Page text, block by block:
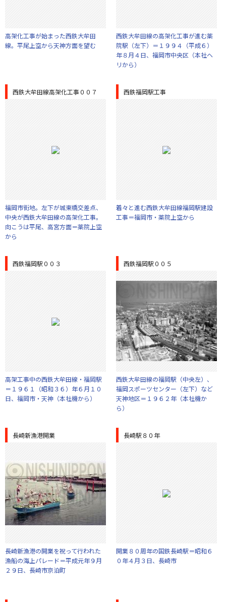
高架化工事が始まった西鉄大牟田
線。平尾上空から天神方面を望む
西鉄大牟田線の高架化工事が進む薬
院駅（左下）＝１９９４（平成６）
年８月４日、福岡市中央区（本社ヘ
リから）
西鉄大牟田線高架化工事００７
福岡市街地。左下が城東橋交差点、
中央が西鉄大牟田線の高架化工事。
向こうは平尾、高宮方面＝薬院上空
から
西鉄福岡駅工事
着々と進む西鉄大牟田線福岡駅建設
工事＝福岡市・薬院上空から
西鉄福岡駅００３
高架工事中の西鉄大牟田線・福岡駅
＝１９６１（昭和３６）年６月１０
日、福岡市・天神（本社機から）
西鉄福岡駅００５
西鉄大牟田線の福岡駅（中央左）、
福岡スポーツセンター（左下）など
天神地区＝１９６２年（本社機か
ら）
長崎新漁港開業
長崎新漁港の開業を祝って行われた
漁船の海上パレード＝平成元年９月
２９日、長崎市京泊町
長崎駅８０年
開業８０周年の国鉄長崎駅＝昭和６
０年４月３日、長崎市